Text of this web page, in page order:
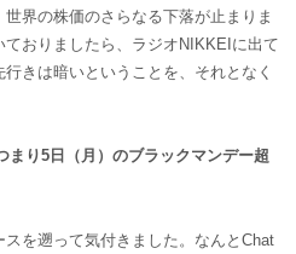
界の株価のさらなる下落が止まりま
おりましたら、ラジオNIKKEIに出て
きは暗いということを、それとなく
り5日（月）のブラックマンデー超
を遡って気付きました。なんとChat